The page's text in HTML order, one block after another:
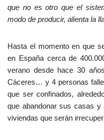
que no es otro que el
modo de producir, alienta la
Hasta el momento en que
en España cerca de
verano desde hace 30
Cáceres… y 4 personas
que ser confinados,
que abandonar sus casas y
viviendas que serán